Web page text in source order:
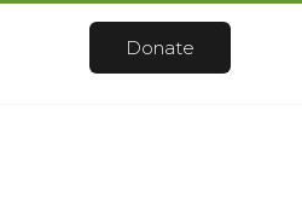
Donate